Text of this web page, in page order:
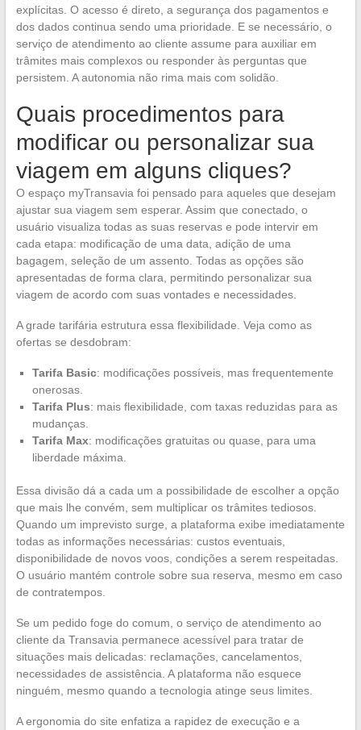
explícitas. O acesso é direto, a segurança dos pagamentos e
dos dados continua sendo uma prioridade. E se necessário, o
serviço de atendimento ao cliente assume para auxiliar em
trâmites mais complexos ou responder às perguntas que
persistem. A autonomia não rima mais com solidão.
Quais procedimentos para
modificar ou personalizar sua
viagem em alguns cliques?
O espaço myTransavia foi pensado para aqueles que desejam
ajustar sua viagem sem esperar. Assim que conectado, o
usuário visualiza todas as suas reservas e pode intervir em
cada etapa: modificação de uma data, adição de uma
bagagem, seleção de um assento. Todas as opções são
apresentadas de forma clara, permitindo personalizar sua
viagem de acordo com suas vontades e necessidades.
A grade tarifária estrutura essa flexibilidade. Veja como as
ofertas se desdobram:
Tarifa Basic: modificações possíveis, mas frequentemente
onerosas.
Tarifa Plus: mais flexibilidade, com taxas reduzidas para as
mudanças.
Tarifa Max: modificações gratuitas ou quase, para uma
liberdade máxima.
Essa divisão dá a cada um a possibilidade de escolher a opção
que mais lhe convém, sem multiplicar os trâmites tediosos.
Quando um imprevisto surge, a plataforma exibe imediatamente
todas as informações necessárias: custos eventuais,
disponibilidade de novos voos, condições a serem respeitadas.
O usuário mantém controle sobre sua reserva, mesmo em caso
de contratempos.
Se um pedido foge do comum, o serviço de atendimento ao
cliente da Transavia permanece acessível para tratar de
situações mais delicadas: reclamações, cancelamentos,
necessidades de assistência. A plataforma não esquece
ninguém, mesmo quando a tecnologia atinge seus limites.
A ergonomia do site enfatiza a rapidez de execução e a